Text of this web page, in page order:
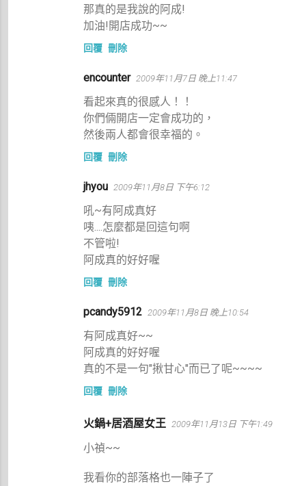
那真的是我說的阿成!
加油!開店成功~~
回覆 刪除
encounter 2009年11月7日 晚上11:47
看起來真的很感人！！
你們倆開店一定會成功的，
然後兩人都會很幸福的。
回覆 刪除
jhyou 2009年11月8日 下午6:12
吼~有阿成真好
咦....怎麼都是回這句啊
不管啦!
阿成真的好好喔
回覆 刪除
pcandy5912 2009年11月8日 晚上10:54
有阿成真好~~
阿成真的好好喔
真的不是一句"揪甘心"而已了呢~~~~
回覆 刪除
火鍋+居酒屋女王 2009年11月13日 下午1:49
小禎~~
我看你的部落格也一陣子了